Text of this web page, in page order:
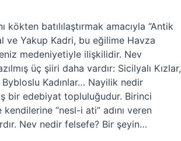
batılılaştırmak amacıyla “Antik
ve Yakup Kadri, bu eğilime Havza
medeniyetiyle ilişkilidir. Nev
üç şiiri daha vardır: Sicilyalı Kızlar,
Bybloslu Kadınlar… Nayilik nedir
bir edebiyat topluluğudur. Birinci
“nesl-i ati” adını veren
Nev nedir felsefe? Bir şeyin…